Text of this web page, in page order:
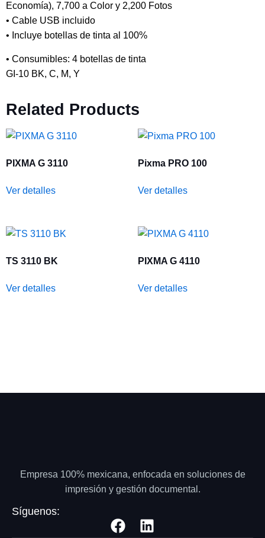
Economía), 7,700 a Color y 2,200 Fotos
• Cable USB incluido
• Incluye botellas de tinta al 100%
• Consumibles: 4 botellas de tinta
GI-10 BK, C, M, Y
Related Products
PIXMA G 3110
Ver detalles
Pixma PRO 100
Ver detalles
TS 3110 BK
Ver detalles
PIXMA G 4110
Ver detalles
Empresa 100% mexicana, enfocada en soluciones de
impresión y gestión documental.
Síguenos: